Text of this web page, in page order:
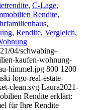
, C-Lage,
Rendite,
,
, Rendite, Vergleich,
04/schwabing-
kaufen-wohnung-
himmel.jpg 800 1200
logo-real-estate-
clean.svg Laura2021-
Rendite erklärt:
für Ihre Rendite